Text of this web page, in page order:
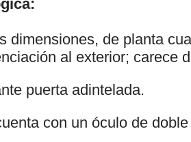
dimensiones, de planta
al exterior; carece
puerta adintelada.
con un óculo de